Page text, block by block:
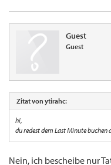
Guest
Guest
Zitat von ytirahc:
hi,
du redest dem Last Minute buchen
Nein, ich bescheibe nur